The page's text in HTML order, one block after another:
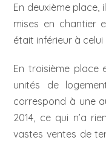
En deuxième place,
mises en chantier
était inférieur à celui
En troisième place
unités de
correspond à une
2014, ce qui n’a
vastes ventes de